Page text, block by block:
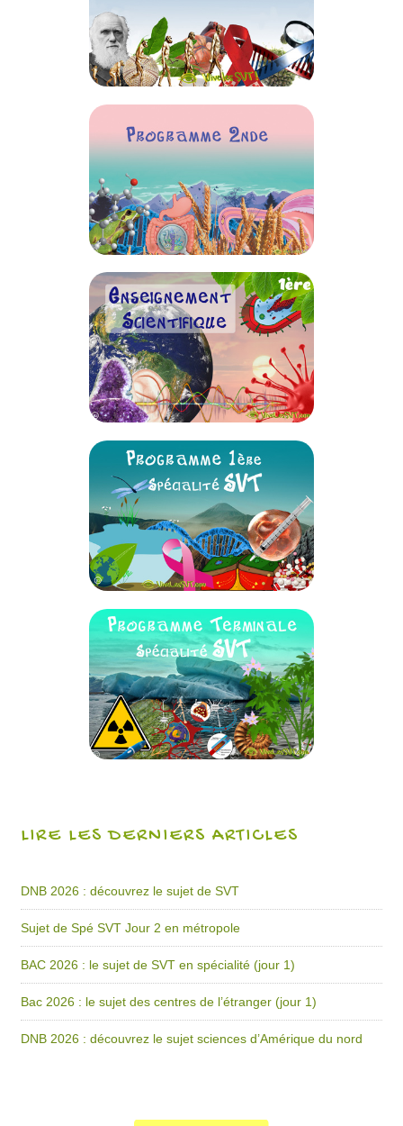
LIRE LES DERNIERS ARTICLES
DNB 2026 : découvrez le sujet de SVT
Sujet de Spé SVT Jour 2 en métropole
BAC 2026 : le sujet de SVT en spécialité (jour 1)
Bac 2026 : le sujet des centres de l’étranger (jour 1)
DNB 2026 : découvrez le sujet sciences d’Amérique du nord